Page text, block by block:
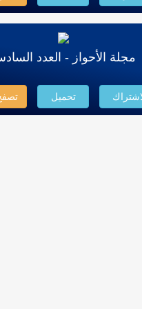
مجلة الأحواز - العدد
تحميل